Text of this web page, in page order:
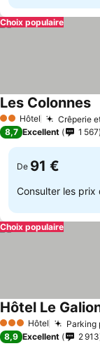
Choix populaire
2 Étoiles
Hôtel Crêperie
Les Colonnes
8,7 Excellent 1 567
De 91 €
Consulter les prix
Choix populaire
3 ÉtoilesHôtel Parking
Hôtel Le
8,9 Excellent 2 913